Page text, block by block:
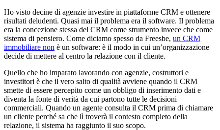
Ho visto decine di agenzie investire in piattaforme CRM e ottenere
risultati deludenti. Quasi mai il problema era il software. Il problema
era la concezione stessa del CRM come strumento invece che come
sistema di pensiero. Come diciamo spesso da Freesbe, un CRM
immobiliare non è un software: è il modo in cui un’organizzazione
decide di mettere al centro la relazione con il cliente.
Quello che ho imparato lavorando con agenzie, costruttori e
investitori è che il vero salto di qualità avviene quando il CRM
smette di essere percepito come un obbligo di inserimento dati e
diventa la fonte di verità da cui partono tutte le decisioni
commerciali. Quando un agente consulta il CRM prima di chiamare
un cliente perché sa che lì troverà il contesto completo della
relazione, il sistema ha raggiunto il suo scopo.